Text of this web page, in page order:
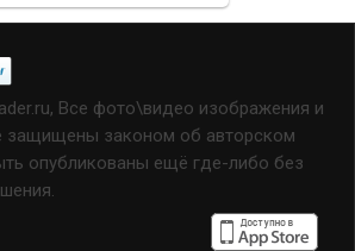
Все фото\видео изображения и
защищены законом об авторском
опубликованы ещё где-либо без